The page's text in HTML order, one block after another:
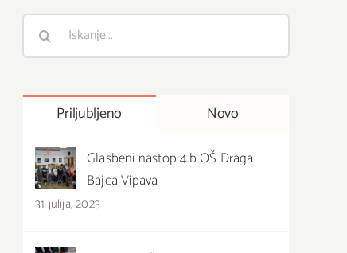
Išči
Priljubljeno Novo
Glasbeni nastop 4.b OŠ Draga
Bajca Vipava
31 julija, 2023